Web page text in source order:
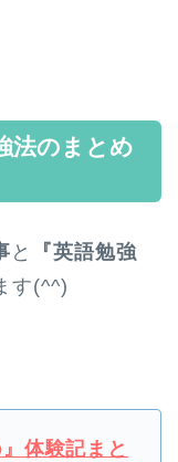
法のまとめ
と
『英語勉強
す(^^)
体験記まと